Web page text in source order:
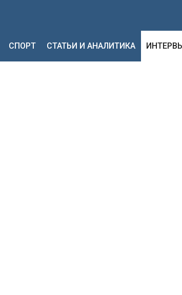
СПОРТ СТАТЬИ И АНАЛИТИКА